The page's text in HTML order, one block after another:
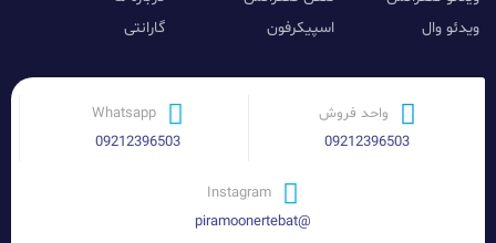
ویدئو وال
اسپیکرفون
گارانتی
واحد فروش
09212396503
Whatsapp
09212396503
Instagram
@piramoonertebat